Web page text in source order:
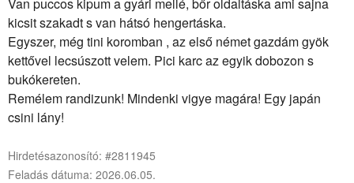
kicsit szakadt s van hátsó hengertáska.
Egyszer, még tini koromban , az első német gazdám gyök
kettővel lecsúszott velem. Pici karc az egyik dobozon s
bukókereten.
Remélem randizunk! Mindenki vigye magára! Egy japán
csini lány!
Hirdetésazonosító: #2811945
Feladás dátuma: 2026.06.05.